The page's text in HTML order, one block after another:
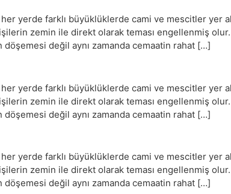
yerde farklı büyüklüklerde cami ve mescitler yer
zemin ile direkt olarak teması engellenmiş
döşemesi değil aynı zamanda cemaatin rahat […]
yerde farklı büyüklüklerde cami ve mescitler yer
zemin ile direkt olarak teması engellenmiş
döşemesi değil aynı zamanda cemaatin rahat […]
yerde farklı büyüklüklerde cami ve mescitler yer
zemin ile direkt olarak teması engellenmiş
döşemesi değil aynı zamanda cemaatin rahat […]